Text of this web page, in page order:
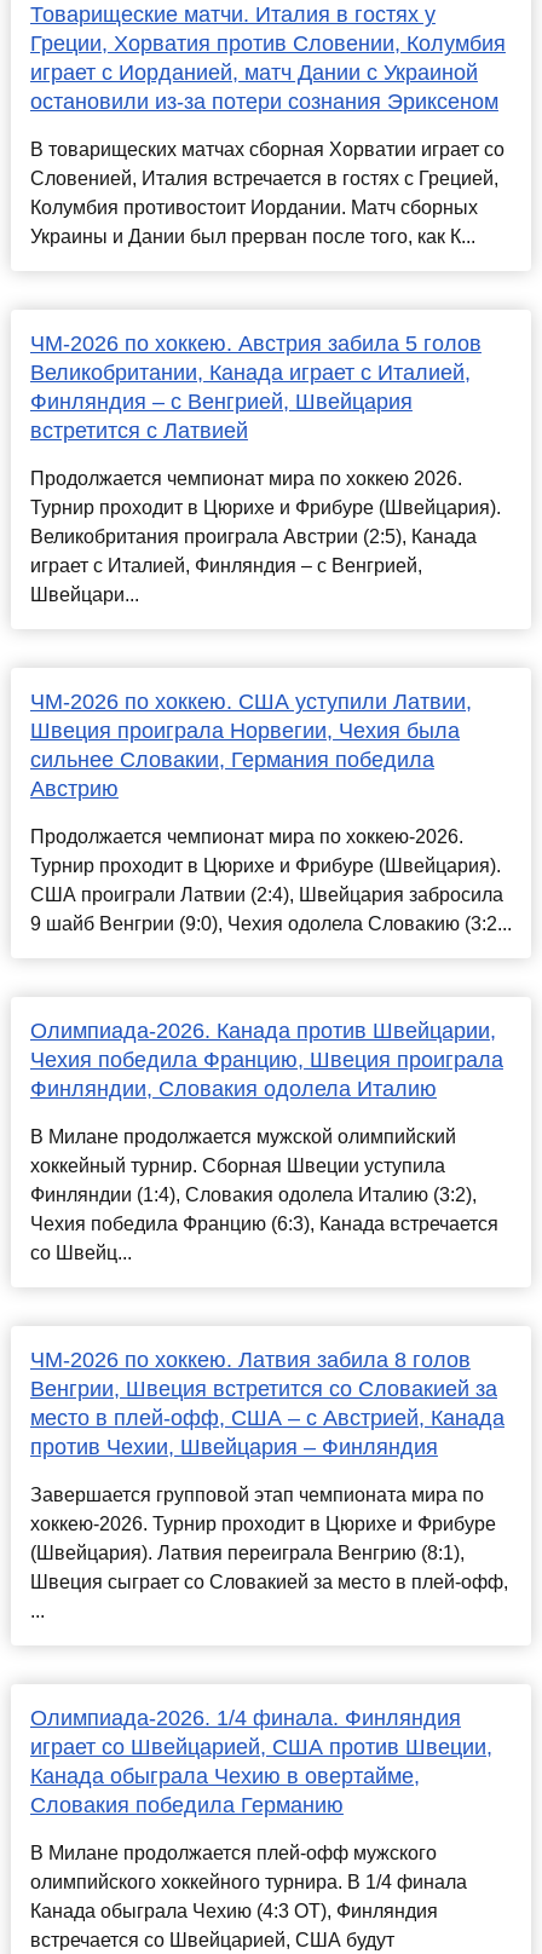
Товарищеские матчи. Италия в гостях у
Греции, Хорватия против Словении, Колумбия
играет с Иорданией, матч Дании с Украиной
остановили из-за потери сознания Эриксеном
В товарищеских матчах сборная Хорватии играет со
Словенией, Италия встречается в гостях с Грецией,
Колумбия противостоит Иордании. Матч сборных
Украины и Дании был прерван после того, как К...
ЧМ-2026 по хоккею. Австрия забила 5 голов
Великобритании, Канада играет с Италией,
Финляндия – с Венгрией, Швейцария
встретится с Латвией
Продолжается чемпионат мира по хоккею 2026.
Турнир проходит в Цюрихе и Фрибуре (Швейцария).
Великобритания проиграла Австрии (2:5), Канада
играет с Италией, Финляндия – с Венгрией,
Швейцари...
ЧМ-2026 по хоккею. США уступили Латвии,
Швеция проиграла Норвегии, Чехия была
сильнее Словакии, Германия победила
Австрию
Продолжается чемпионат мира по хоккею-2026.
Турнир проходит в Цюрихе и Фрибуре (Швейцария).
США проиграли Латвии (2:4), Швейцария забросила
9 шайб Венгрии (9:0), Чехия одолела Словакию (3:2...
Олимпиада-2026. Канада против Швейцарии,
Чехия победила Францию, Швеция проиграла
Финляндии, Словакия одолела Италию
В Милане продолжается мужской олимпийский
хоккейный турнир. Сборная Швеции уступила
Финляндии (1:4), Словакия одолела Италию (3:2),
Чехия победила Францию (6:3), Канада встречается
со Швейц...
ЧМ-2026 по хоккею. Латвия забила 8 голов
Венгрии, Швеция встретится со Словакией за
место в плей-офф, США – с Австрией, Канада
против Чехии, Швейцария – Финляндия
Завершается групповой этап чемпионата мира по
хоккею-2026. Турнир проходит в Цюрихе и Фрибуре
(Швейцария). Латвия переиграла Венгрию (8:1),
Швеция сыграет со Словакией за место в плей-офф,
...
Олимпиада-2026. 1/4 финала. Финляндия
играет со Швейцарией, США против Швеции,
Канада обыграла Чехию в овертайме,
Словакия победила Германию
В Милане продолжается плей-офф мужского
олимпийского хоккейного турнира. В 1/4 финала
Канада обыграла Чехию (4:3 ОТ), Финляндия
встречается со Швейцарией, США будут